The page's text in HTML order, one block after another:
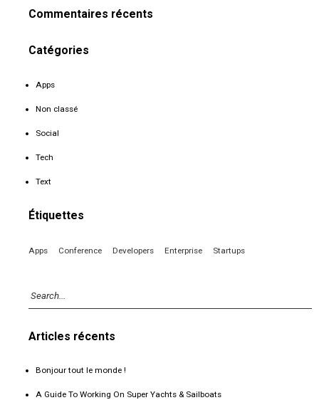
Commentaires récents
Catégories
Apps
Non classé
Social
Tech
Text
Étiquettes
Apps Conference Developers Enterprise Startups
Articles récents
Bonjour tout le monde !
A Guide To Working On Super Yachts & Sailboats